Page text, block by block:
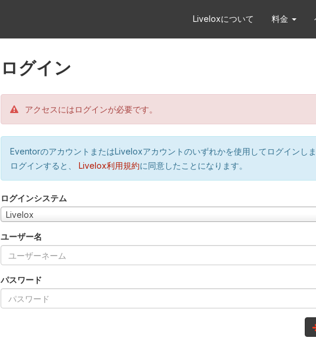
Liveloxについて 料金
ログイン
アクセスにはログインが必要です。
EventorのアカウントまたはLiveloxアカウントのいずれかを使用してログインし
ログインすると、
Livelox利用規約に同意したことになります。
ログインシステム
Livelox
ユーザー名
パスワード